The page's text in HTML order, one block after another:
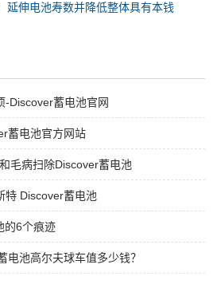
延伸电池寿数并降低整体具有本钱
-Discover蓄电池官网
蓄电池官方网站
毛病扫除Discover蓄电池
特 Discover蓄电池
的6个痕迹
电池高尔夫球车值多少钱？